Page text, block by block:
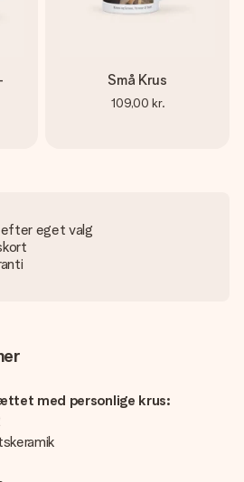
Små Krus
109,00 kr.
eget valg
med personlige krus: